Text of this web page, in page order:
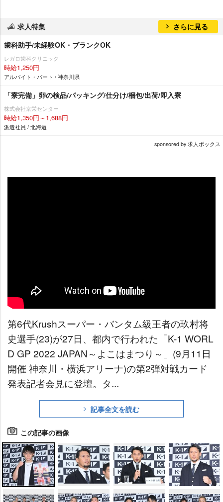
求人特集
さらに見る
歯科助手/未経験OK・ブランクOK
レガロ歯科クリニック
時給1,250円
アルバイト・パート / 神奈川県
「寮完備」卵の検品/パッキング/仕分け/梱包/出荷/即入寮
株式会社京栄センター
時給1,350円～1,688円
派遣社員 / 北海道
sponsored by 求人ボックス
第6代Krushスーパー・バンタム級王者の玖村将
史選手(23)が27日、都内で行われた「K-1 WORL
D GP 2022 JAPAN～よこはまつり～」(9月11日
開催 神奈川・横浜アリーナ)の第2弾対戦カード
発表記者会見に登壇。タ...
記事全文を読む
この記事の画像